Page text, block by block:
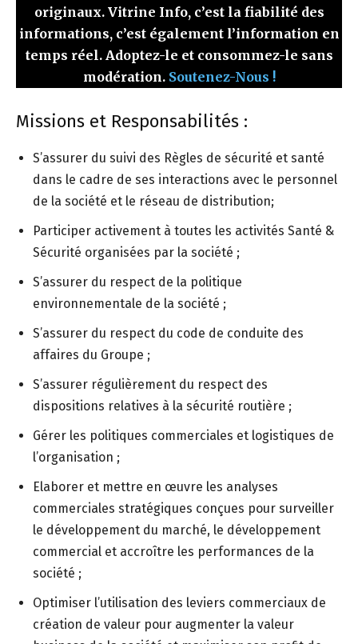
originaux. Vitrine Info, c’est la fiabilité des
informations, c’est également l’information en
temps réel. Adoptez-le et consommez-le sans
modération. Soutenez-Nous !
Missions et Responsabilités :
S’assurer du suivi des Règles de sécurité et santé
dans le cadre de ses interactions avec le personnel
de la société et le réseau de distribution;
Participer activement à toutes les activités Santé &
Sécurité organisées par la société ;
S’assurer du respect de la politique
environnementale de la société ;
S’assurer du respect du code de conduite des
affaires du Groupe ;
S’assurer régulièrement du respect des
dispositions relatives à la sécurité routière ;
Gérer les politiques commerciales et logistiques de
l’organisation ;
Elaborer et mettre en œuvre les analyses
commerciales stratégiques conçues pour surveiller
le développement du marché, le développement
commercial et accroître les performances de la
société ;
Optimiser l’utilisation des leviers commerciaux de
création de valeur pour augmenter la valeur